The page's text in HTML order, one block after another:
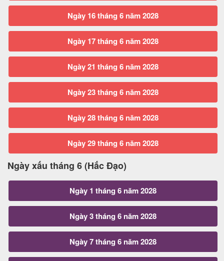
Ngày 16 tháng 6 năm 2028
Ngày 17 tháng 6 năm 2028
Ngày 21 tháng 6 năm 2028
Ngày 23 tháng 6 năm 2028
Ngày 28 tháng 6 năm 2028
Ngày 29 tháng 6 năm 2028
Ngày xấu tháng 6 (Hắc Đạo)
Ngày 1 tháng 6 năm 2028
Ngày 3 tháng 6 năm 2028
Ngày 7 tháng 6 năm 2028